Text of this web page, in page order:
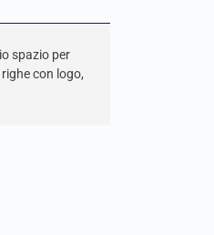
spazio per
con logo,